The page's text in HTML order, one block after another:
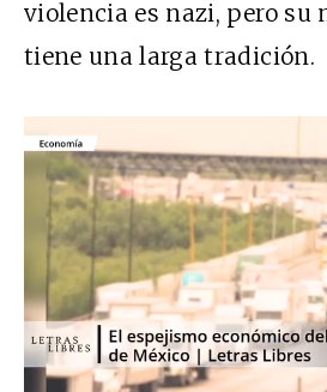
violencia es nazi, pero su
tiene una larga tradición.